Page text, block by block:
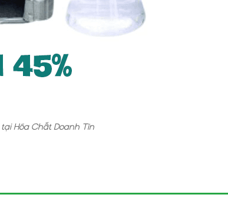
Hóa Chất Doanh Tín